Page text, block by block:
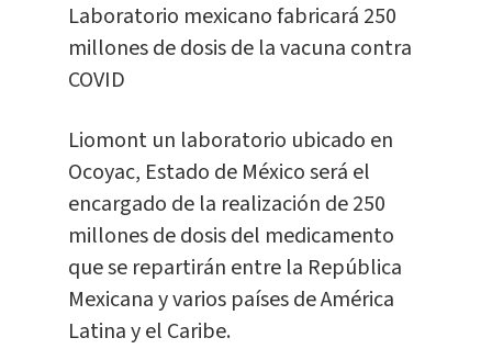
Laboratorio mexicano fabricará 250
millones de dosis de lavacuna contra
COVID
Liomont un laboratorio ubicado en
Ocoyac, Estado de México será el
encargado de la realización de 250
millones de dosis del medicamento
que se repartirán entre la República
Mexicana y varios países de América
Latina y el Caribe.